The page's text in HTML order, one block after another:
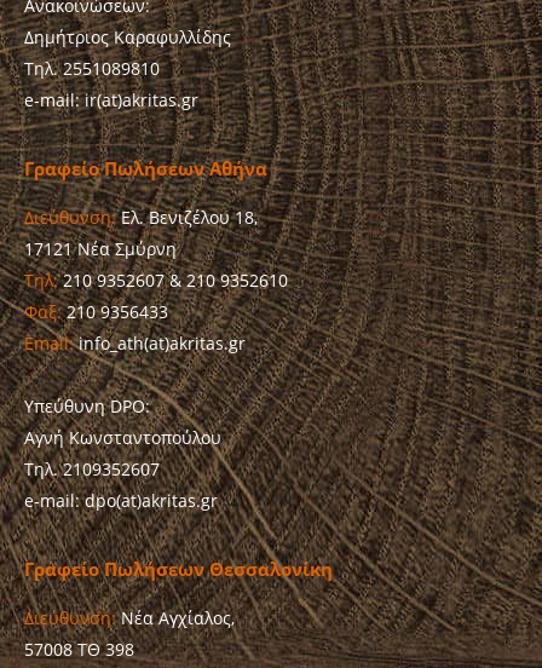
Ανακοινώσεων:
Δημήτριος Καραφυλλίδης
Τηλ. 2551089810
e-mail: ir(at)akritas.gr
Γραφείο Πωλήσεων Αθήνα
Διεύθυνση:Ελ. Βενιζέλου 18,
17121 Νέα Σμύρνη
Τηλ:210 9352607 & 210 9352610
Φαξ:210 9356433
Email:info_ath(at)akritas.gr
Υπεύθυνη DPO:
Αγνή Κωνσταντοπούλου
Τηλ. 2109352607
e-mail: dpo(at)akritas.gr
Γραφείο Πωλήσεων Θεσσαλονίκη
Διεύθυνση:Νέα Αγχίαλος,
57008 ΤΘ 398